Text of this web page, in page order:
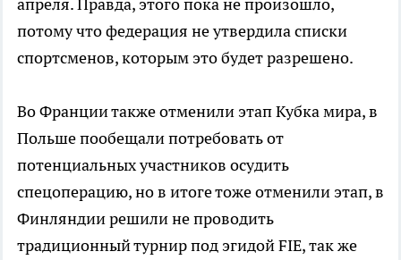
апреля. Правда, этого пока не произошло,
потому что федерация не утвердила списки
спортсменов, которым это будет разрешено.
Во Франции также отменили этап Кубка мира, в
Польше пообещали потребовать от
потенциальных участников осудить
спецоперацию, но в итоге тоже отменили этап, в
Финляндии решили не проводить
традиционный турнир под эгидой FIE, так же